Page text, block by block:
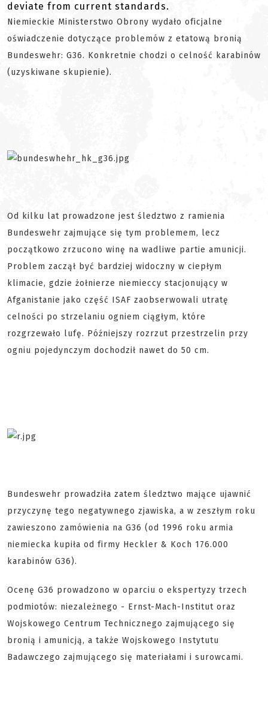
deviate from current standards.
Niemieckie Ministerstwo Obrony wydało oficjalne
oświadczenie dotyczące problemów z etatową bronią
Bundeswehr: G36. Konkretnie chodzi o celność karabinów
(uzyskiwane skupienie).
Od kilku lat prowadzone jest śledztwo z ramienia
Bundeswehr zajmujące się tym problemem, lecz
początkowo zrzucono winę na wadliwe partie amunicji.
Problem zaczął być bardziej widoczny w ciepłym
klimacie, gdzie żołnierze niemieccy stacjonujący w
Afganistanie jako część ISAF zaobserwowali utratę
celności po strzelaniu ogniem ciągłym, które
rozgrzewało lufę. Późniejszy rozrzut przestrzelin przy
ogniu pojedynczym dochodził nawet do 50 cm.
Bundeswehr prowadziła zatem śledztwo mające ujawnić
przyczynę tego negatywnego zjawiska, a w zeszłym roku
zawieszono zamówienia na G36 (od 1996 roku armia
niemiecka kupiła od firmy Heckler & Koch 176.000
karabinów G36).
Ocenę G36 prowadzono w oparciu o ekspertyzy trzech
podmiotów: niezależnego - Ernst-Mach-Institut oraz
Wojskowego Centrum Technicznego zajmującego się
bronią i amunicją, a także Wojskowego Instytutu
Badawczego zajmującego się materiałami i surowcami.